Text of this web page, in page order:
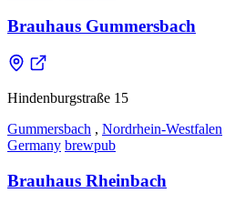
Brauhaus Gummersbach
Hindenburgstraße 15
Gummersbach , Nordrhein-Westfalen
Germany brewpub
Brauhaus Rheinbach